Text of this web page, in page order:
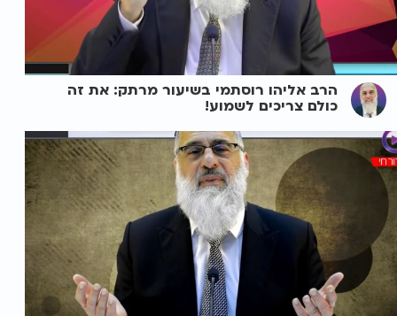
הרב אליהו רוסתמי בשיעור מרתק: את זה
כולם צריכים לשמוע!